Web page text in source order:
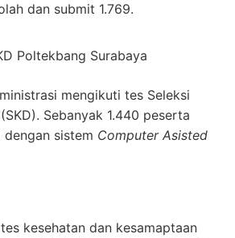
dan submit 1.769.
Poltekbang Surabaya
mengikuti tes Seleksi
Sebanyak 1.440 peserta
dengan sistem Computer Asisted
kesehatan dan kesamaptaan